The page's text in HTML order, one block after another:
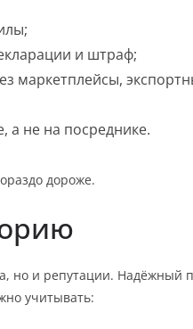
и штраф;
а не на посреднике.
дороже.
но и репутации. Надёжный
учитывать: